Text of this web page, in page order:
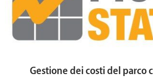
Gestione dei costi del parco